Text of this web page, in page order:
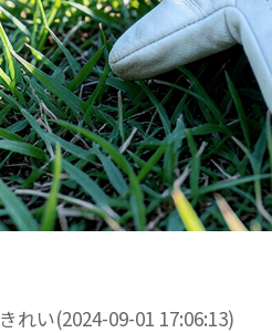
きれい(2024-09-01 17:06:13)